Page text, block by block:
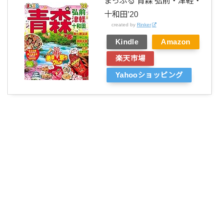
十和田’20
created by Rinker
Kindle Amazon
楽天市場
Yahooショッピング